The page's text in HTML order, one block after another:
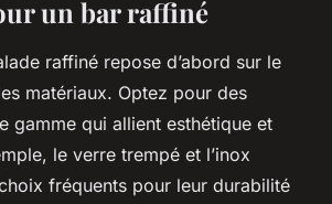
un bar raffiné
raffiné repose d’abord sur le
matériaux. Optez pour des
gamme qui allient esthétique et
le verre trempé et l’inox
fréquents pour leur durabilité